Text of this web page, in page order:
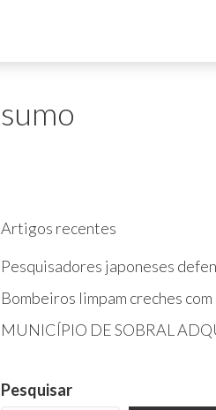
sumo
Artigos recentes
Pesquisadores japoneses
Bombeiros limpam creches
MUNICÍPIO DE SOBRAL
Pesquisar